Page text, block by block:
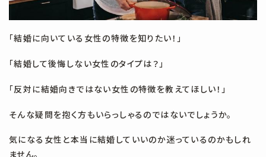
「結婚に向いている女性の特徴を知りたい！」
「結婚して後悔しない女性のタイプは？」
「反対に結婚向きではない女性の特徴を教えてほしい！」
そんな疑問を抱く方もいらっしゃるのではないでしょうか。
気になる女性と本当に結婚していいのか迷っているのかもしれ
ません。
#30代 #30代独身 #30代独身男性 #35歳 #3回目
#4回目 #AI IBJ #AI 婚活 #IBJ #LINE #NG #zoom
#うまくいかない #おすすめ #お断り #お気に入り